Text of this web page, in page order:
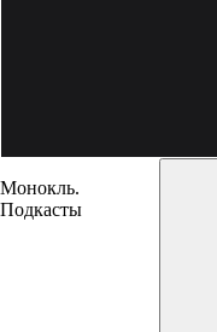
Монокль.
Подкасты